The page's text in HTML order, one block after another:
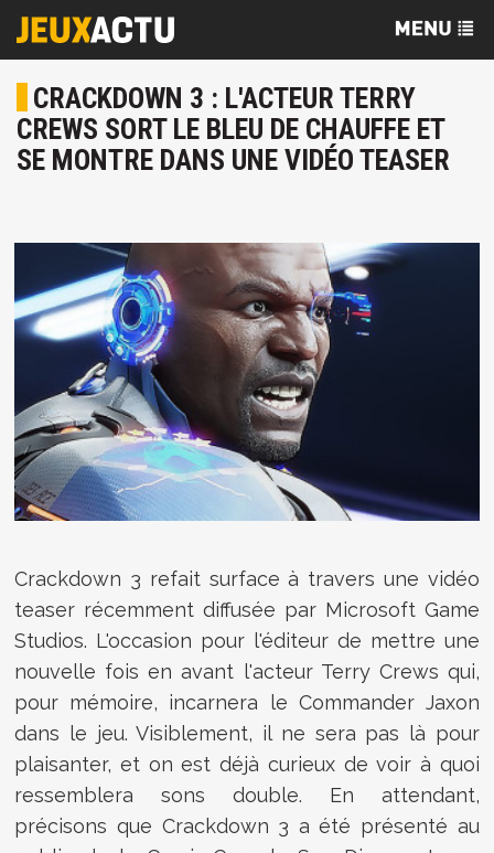
CRACKDOWN 3 : L'ACTEUR TERRY
CREWS SORT LE BLEU DE CHAUFFE ET
SE MONTRE DANS UNE VIDÉO TEASER
Crackdown 3 refait surface à travers une vidéo
teaser récemment diffusée par Microsoft Game
Studios. L'occasion pour l'éditeur de mettre une
nouvelle fois en avant l'acteur Terry Crews qui,
pour mémoire, incarnera le Commander Jaxon
dans le jeu. Visiblement, il ne sera pas là pour
plaisanter, et on est déjà curieux de voir à quoi
ressemblera sons double. En attendant,
précisons que Crackdown 3 a été présenté au